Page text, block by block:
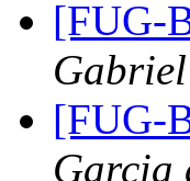
[FUG-
[FUG-
Garcia